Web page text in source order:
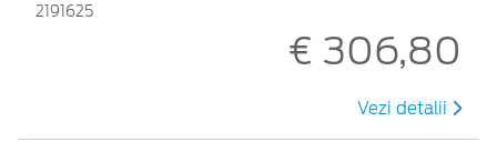
2191625
€ 306,80
Vezi detalii